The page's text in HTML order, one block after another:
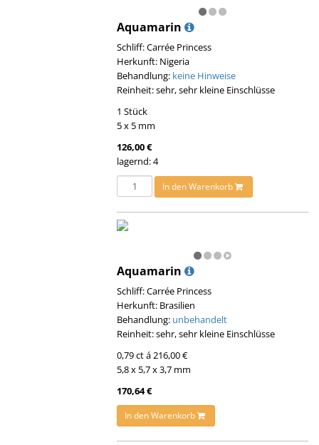
Aquamarin
Schliff: Carrée Princess
Herkunft: Nigeria
Behandlung: keine Hinweise
Reinheit: sehr, sehr kleine Einschlüsse
1 Stück
5 x 5 mm
126,00 €
lagernd: 4
In den Warenkorb
Aquamarin
Schliff: Carrée Princess
Herkunft: Brasilien
Behandlung: unbehandelt
Reinheit: sehr, sehr kleine Einschlüsse
0,79 ct á 216,00 €
5,8 x 5,7 x 3,7 mm
170,64 €
In den Warenkorb